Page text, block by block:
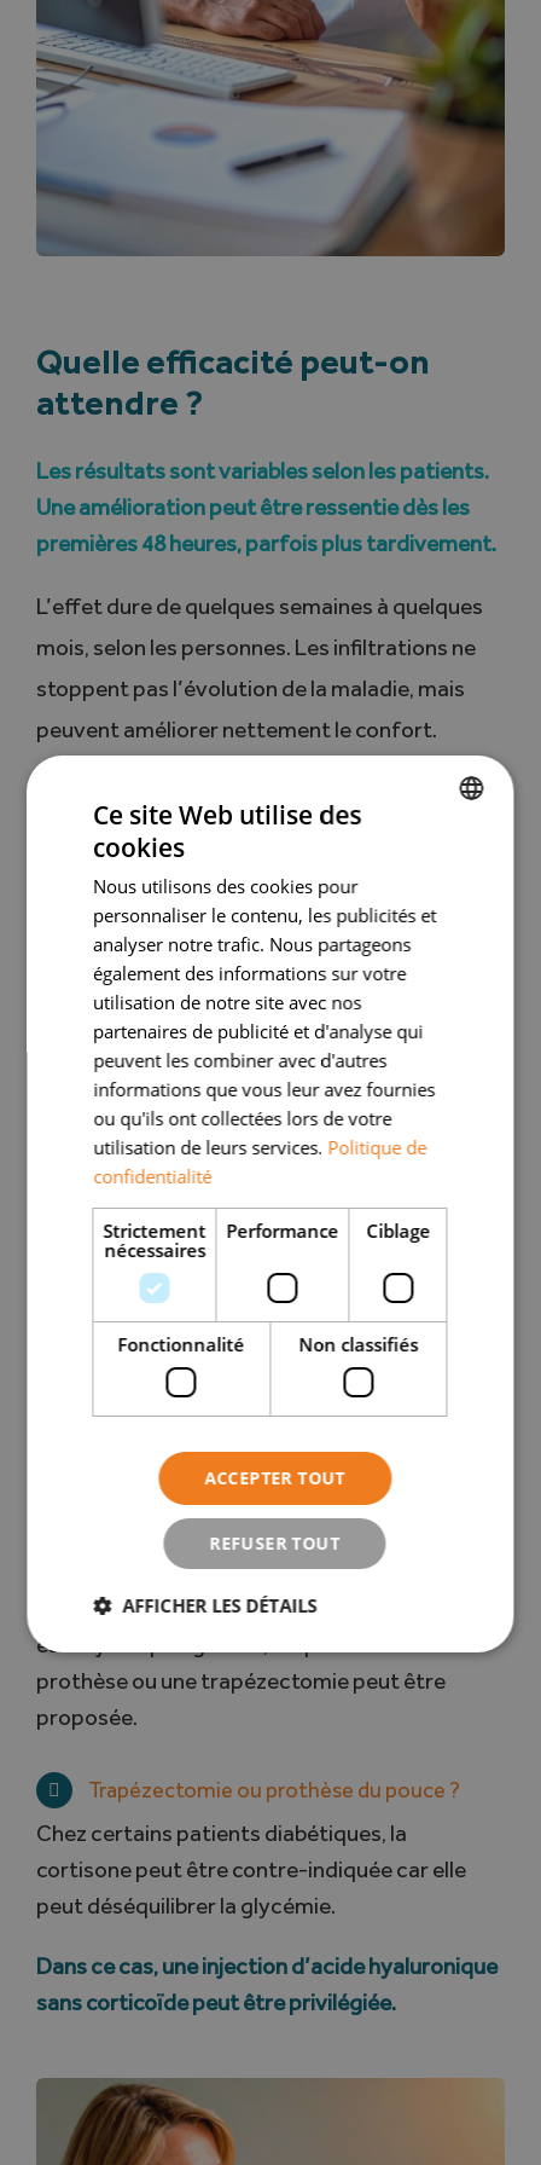
Quelle efficacité peut-on
attendre ?
Les résultats sont variables selon les patients.
Une amélioration peut être ressentie dès les
premières 48 heures, parfois plus tardivement.
L’effet dure de quelques semaines à quelques
mois, selon les personnes. Les infiltrations ne
stoppent pas l’évolution de la maladie, mais
peuvent améliorer nettement le confort.
fréquence est limitée (en général, deux à trois
par an) pour éviter de fragiliser l’articulation. En
cas de douleurs chroniques, d’autres
traitements peuvent être envisagés.
Ces étapes sont détaillées dansVivre avec une
rhizarthrose.
Soulager la douleur au quotidien sans
médicaments
Y a-t-il des risques ou
contre-indications ?
Les effets indésirables sont rares :
Douleurs transitoires après le geste,
gonflement, rougeur.Le risque infectieux est
, mais bien encadré par des
conditions d’asepsie strictes. Une infiltration
mal tolérée peut être un signe que l’articulation
est déjà trop dégradée, auquel cas une
prothèse ou une trapézectomie peut être
proposée.
Trapézectomie ou prothèse du pouce ?
Chez certains patients diabétiques, la
cortisone peut être contre-indiquée car elle
peut déséquilibrer la glycémie.
Dans ce cas, une injection d’acide hyaluronique
sans corticoïde peut être privilégiée.
Ce site Web utilise des
cookies
Nous utilisons des cookies pour
personnaliser le contenu, les publicités et
analyser notre trafic. Nous partageons
également des informations sur votre
utilisation de notre site avec nos
partenaires de publicité et d'analyse qui
peuvent les combiner avec d'autres
informations que vous leur avez fournies
ou qu'ils ont collectées lors de votre
utilisation de leurs services. Politique de
confidentialité
Strictement
nécessaires
Performance Ciblage
Fonctionnalité Non classifiés
ACCEPTER TOUT
REFUSER TOUT
AFFICHER LES DÉTAILS